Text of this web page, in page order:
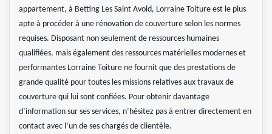
appartement, à Betting Les Saint Avold, Lorraine Toiture est le plus
apte à procéder à une rénovation de couverture selon les normes
requises. Disposant non seulement de ressources humaines
qualifiées, mais également des ressources matérielles modernes et
performantes Lorraine Toiture ne fournit que des prestations de
grande qualité pour toutes les missions relatives aux travaux de
couverture qui lui sont confiées. Pour obtenir davantage
d’information sur ses services, n’hésitez pas à entrer directement en
contact avec l’un de ses chargés de clientèle.